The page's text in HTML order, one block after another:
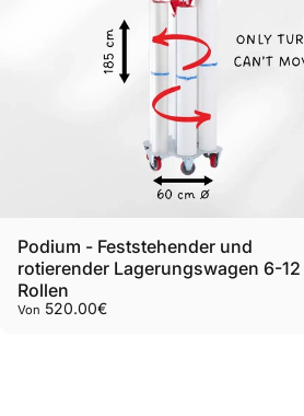
Podium - Feststehender und
rotierender Lagerungswagen 6-12
Rollen
Von 520.00€